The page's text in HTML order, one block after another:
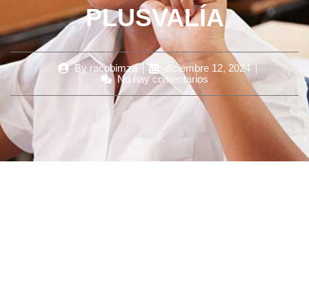
PLUSVALÍA
By racobimza
diciembre 12, 2024
No hay comentarios